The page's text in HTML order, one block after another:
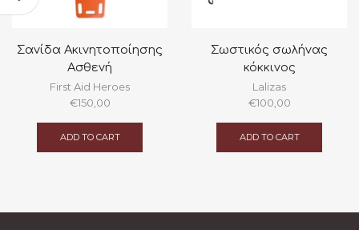
Σανίδα Ακινητοποίησης
Ασθενή
First Aid Heroes
€150,00
ADD TO CART
Σωστικός σωλήνας
κόκκινος
Lalizas
€100,00
ADD TO CART